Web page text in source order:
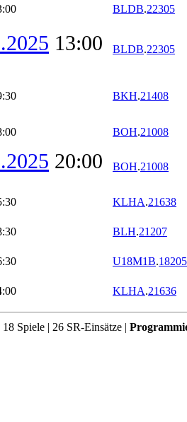
BLDB.22305
13:00 BLDB.22305
BKH.21408
BOH.21008
20:00 BOH.21008
KLHA.21638
BLH.21207
U18M1B.18205
KLHA.21636
18 Spiele | 26 SR-Einsätze |